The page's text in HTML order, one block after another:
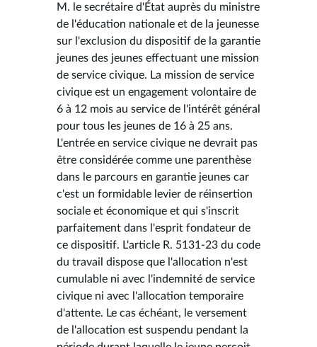
M. le secrétaire d'État auprès du ministre
de l'éducation nationale et de la jeunesse
sur l'exclusion du dispositif de la garantie
jeunes des jeunes effectuant une mission
de service civique. La mission de service
civique est un engagement volontaire de
6 à 12 mois au service de l'intérêt général
pour tous les jeunes de 16 à 25 ans.
L'entrée en service civique ne devrait pas
être considérée comme une parenthèse
dans le parcours en garantie jeunes car
c'est un formidable levier de réinsertion
sociale et économique et qui s'inscrit
parfaitement dans l'esprit fondateur de
ce dispositif. L'article R. 5131-23 du code
du travail dispose que l'allocation n'est
cumulable ni avec l'indemnité de service
civique ni avec l'allocation temporaire
d'attente. Le cas échéant, le versement
de l'allocation est suspendu pendant la